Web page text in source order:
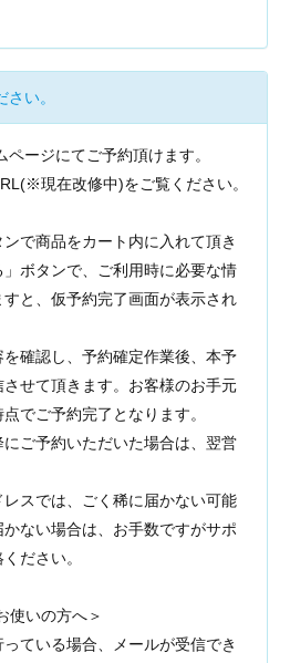
い。
ージにてご予約頂けます。
現在改修中)をご覧ください。
ンで商品をカート内に入れて頂き
」ボタンで、ご利用時に必要な情
と、仮予約完了画面が表示され
確認し、予約確定作業後、本予
せて頂きます。お客様のお手元
でご予約完了となります。
ご予約いただいた場合は、翌営
スでは、ごく稀に届かない可能
ない場合は、お手数ですがサポ
ださい。
使いの方へ＞
ている場合、メールが受信でき